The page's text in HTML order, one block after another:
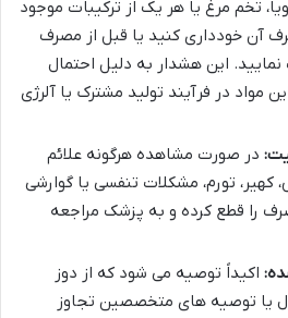
تخم مرغ یا هر یک از ترکیبات موجود
آن خودداری کنید یا قبل از مصرف
این هشدار به دلیل احتمال
مواد در فرآیند تولید مشترک یا آلرژی
در صورت مشاهده هرگونه علائم
تورم، مشکلات تنفسی یا گوارشی
را قطع کرده و به پزشک مراجعه
اکیداً توصیه می شود که از دوز
یا توصیه های متخصصین تجاوز